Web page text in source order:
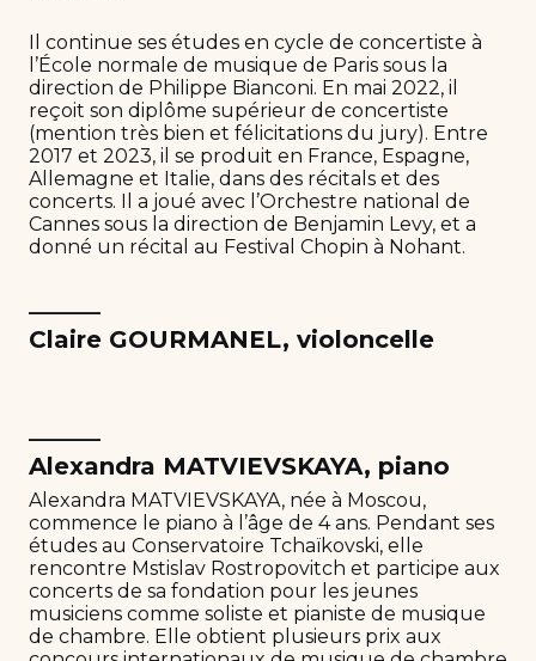
Il continue ses études en cycle de concertiste à
l’École normale de musique de Paris sous la
direction de Philippe Bianconi. En mai 2022, il
reçoit son diplôme supérieur de concertiste
(mention très bien et félicitations du jury). Entre
2017 et 2023, il se produit en France, Espagne,
Allemagne et Italie, dans des récitals et des
concerts. Il a joué avec l’Orchestre national de
Cannes sous la direction de Benjamin Levy, et a
donné un récital au Festival Chopin à Nohant.
Claire GOURMANEL, violoncelle
Alexandra MATVIEVSKAYA, piano
Alexandra MATVIEVSKAYA, née à Moscou,
commence le piano à l’âge de 4 ans. Pendant ses
études au Conservatoire Tchaïkovski, elle
rencontre Mstislav Rostropovitch et participe aux
concerts de sa fondation pour les jeunes
musiciens comme soliste et pianiste de musique
de chambre. Elle obtient plusieurs prix aux